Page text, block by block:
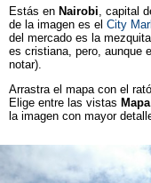
Estás en Nairobi , capital
de la imagen es el City
del mercado es la
es cristiana, pero, aunque
notar).
Arrastra el mapa con el
Elige entre las vistas Mapa
la imagen con mayor